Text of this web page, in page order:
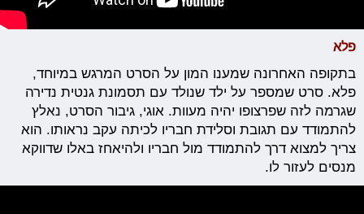
פלא
בתקופה האחרונה שמענו המון על הסרט המרגש במיוחד,
פלא. סרט שמספר על ילד שנולד עם תסמונת גנטית נדירה
שגרמה לזה שפרצופו יהיה מעוות. אוגי, גיבור הסרט, נאלץ
להתמודד עם תגובת וסלידת חבריו לכיתה עקב נראותו. הוא
צריך למצוא דרך להתמודד מול חבריו ולהיאחז באלו שדווקא
מנסים לעזור לו.